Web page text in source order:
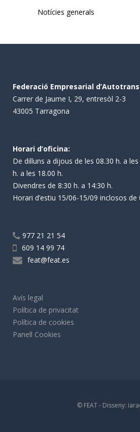
Notícies generals
Federació Empresarial
Carrer de Jaume I, 29, entresòl 2-3
43005 Tarragona
Horari d’oficina:
De dilluns a dijous de les 08.30 h. a
h. a les 18.00 h.
Divendres de 8:30 h. a 14:30 h.
Horari d’estiu 15/06-15/09 inclosos de
977 21 21 54
609 14 99 74
feat@feat.es
Avís legal
Política de privacitat
Política de cookies
Panell Cookies
© FEAT - Disseny: